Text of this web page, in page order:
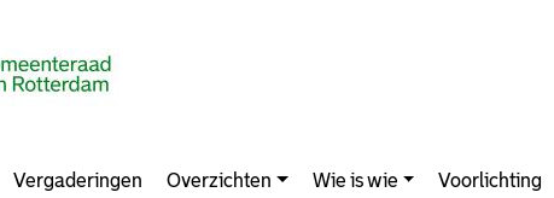
Vergaderingen Overzichten Wie is wie Voorlichting